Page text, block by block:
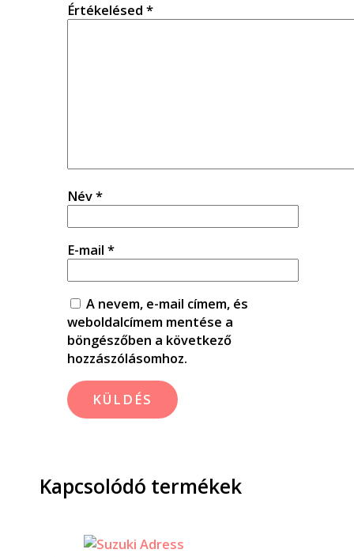
Értékelésed *
Név*
E-mail *
A nevem, e-mail címem, és
weboldalcímem mentése a
böngészőben a következő
hozzászólásomhoz.
Kapcsolódó termékek